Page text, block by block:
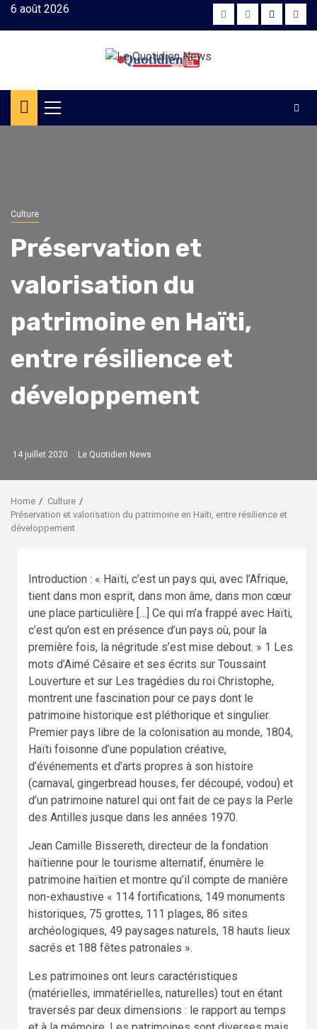
Skip6 août 2026 FacebookInstagram
Twitter
Primary
Menu
Culture
Préservation et
valorisation du
patrimoine en Haïti,
entre résilience et
développement
14 juillet 2020 Le Quotidien News
Home
Culture
Préservation et valorisation du patrimoine en Haïti, entre résilience et
développement
Introduction : « Haïti, c’est un pays qui, avec l’Afrique,
tient dans mon esprit, dans mon âme, dans mon cœur
une place particulière […] Ce qui m’a frappé avec Haïti,
c’est qu’on est en présence d’un pays où, pour la
première fois, la négritude s’est mise debout. » 1 Les
mots d’Aimé Césaire et ses écrits sur Toussaint
Louverture et sur Les tragédies du roi Christophe,
montrent une fascination pour ce pays dont le
patrimoine historique est pléthorique et singulier.
Premier pays libre de la colonisation au monde, 1804,
Haïti foisonne d’une population créative,
d’événements et d’arts propres à son histoire
(carnaval, gingerbread houses, fer découpé, vodou) et
d’un patrimoine naturel qui ont fait de ce pays la Perle
des Antilles jusque dans les années 1970.
Jean Camille Bissereth, directeur de la fondation
haïtienne pour le tourisme alternatif, énumère le
patrimoine haïtien et montre qu’il compte de manière
non-exhaustive « 114 fortifications, 149 monuments
historiques, 75 grottes, 111 plages, 86 sites
archéologiques, 49 paysages naturels, 18 hauts lieux
sacrés et 188 fêtes patronales ».
Les patrimoines ont leurs caractéristiques
(matérielles, immatérielles, naturelles) tout en étant
traversés par deux dimensions : le rapport au temps